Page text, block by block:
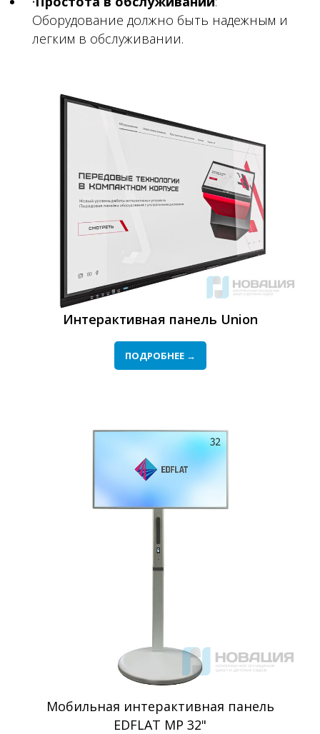
Оборудование должно быть надежным и
легким в обслуживании.
Интерактивная панель Union
ПОДРОБНЕЕ →
Мобильная интерактивная панель
EDFLAT MP 32"